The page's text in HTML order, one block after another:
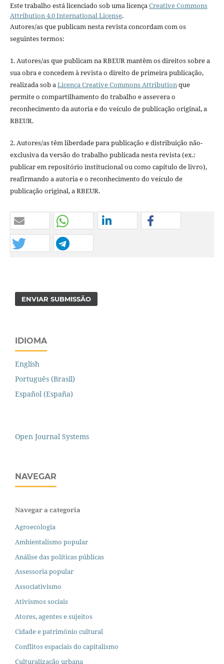
Este trabalho está licenciado sob uma licençaCreative Commons
Attribution 4.0 International License.
Autores/as que publicam nesta revista concordam com os
seguintes termos:
1. Autores/as que publicam na RBEUR mantêm os direitos sobre a
sua obra e concedem à revista o direito de primeira publicação,
realizada sob aLicença Creative Commons Attributionque
permite o compartilhamento do trabalho e assevera o
reconhecimento da autoria e do veículo de publicação original, a
RBEUR.
2. Autores/as têm liberdade para publicação e distribuição não-
exclusiva da versão do trabalho publicada nesta revista (ex.:
publicar em repositório institucional ou como capítulo de livro),
reafirmando a autoria e o reconhecimento do veículo de
publicação original, a RBEUR.
ENVIAR SUBMISSÃO
IDIOMA
English
Português (Brasil)
Español (España)
Open Journal Systems
NAVEGAR
Navegar a categoria
Agroecologia
Ambientalismo popular
Análise das políticas públicas
Assessoria popular
Associativismo
Ativismos sociais
Atores, agentes e sujeitos
Cidade e patrimônio cultural
Conflitos espaciais do capitalismo
Culturalização urbana